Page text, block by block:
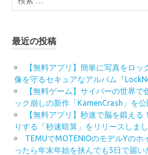
最近の投稿
【無料アプリ】簡単に写真をロッ
像を守るセキュアなアルバム『
【無料ゲーム】サイバーの世界で
ック崩しの新作「KamenCrash」を
【無料アプリ】秒速で脳を鍛える
りする「秒速暗算」をリリースしま
TEMUでMOTENIOのモデルYのホ
ったら年末年始を挟んでも5日で届い